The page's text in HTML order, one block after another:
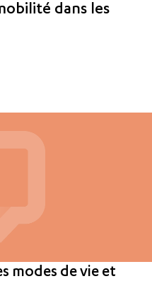
dans les
modes de vie et